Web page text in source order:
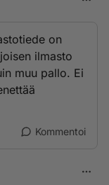
on
ilmasto
muu pallo. Ei
Kommentoi